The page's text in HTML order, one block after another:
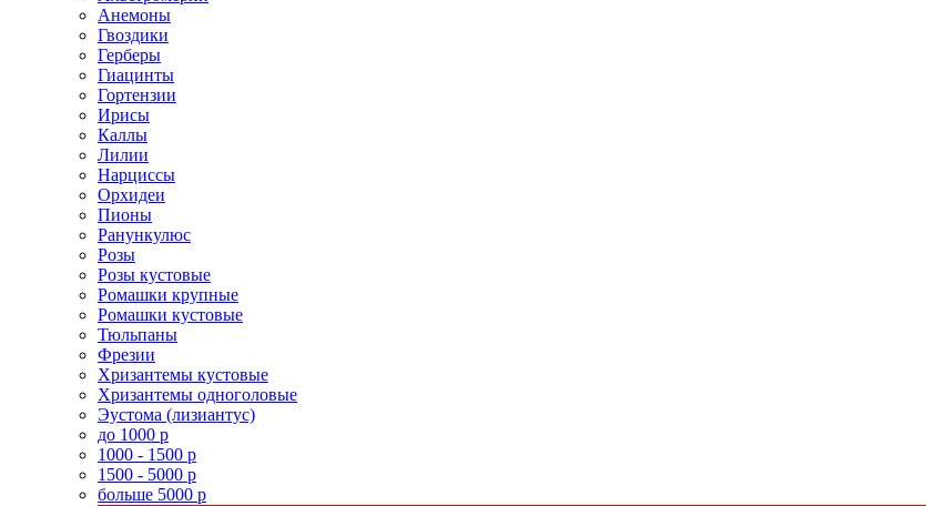
Анемоны
Гвоздики
Герберы
Гиацинты
Гортензии
Ирисы
Каллы
Лилии
Нарциссы
Орхидеи
Пионы
Ранункулюс
Розы
Розы кустовые
Ромашки крупные
Ромашки кустовые
Тюльпаны
Фрезии
Хризантемы кустовые
Хризантемы одноголовые
Эустома (лизиантус)
до 1000 р
1000 - 1500 р
1500 - 5000 р
больше 5000 р